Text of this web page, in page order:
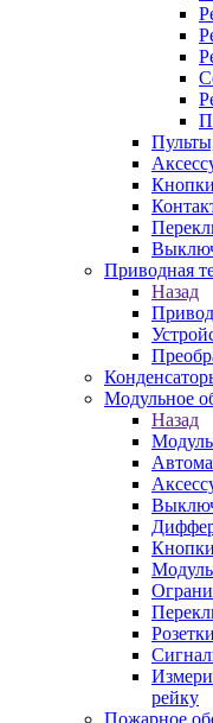
Приводная
Назад
Модульное
Назад
рейку
Пожарное